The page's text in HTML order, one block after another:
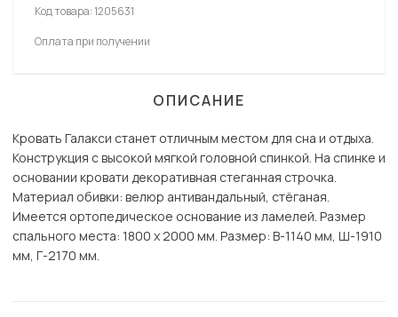
Код товара:1205631
Оплата при получении
ОПИСАНИЕ
Кровать Галакси станет отличным местом для сна и отдыха.
Конструкция с высокой мягкой головной спинкой. На спинке и
основании кровати декоративная стеганная строчка.
Материал обивки: велюр антивандальный, стёганая.
Имеется ортопедическое основание из ламелей. Размер
спального места: 1800 х 2000 мм. Размер: В-1140 мм, Ш-1910
мм, Г-2170 мм.